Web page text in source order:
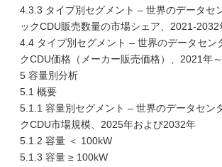
4.3.3 タイプ別セグメント – 世界のデータセ
ックCDU販売数量の市場シェア、2021-2032
4.4 タイプ別セグメント – 世界のデータセン
クCDU価格（メーカー販売価格）、2021年
5 容量別分析
5.1 概要
5.1.1 容量別セグメント – 世界のデータセン
クCDU市場規模、2025年および2032年
5.1.2 容量 ＜ 100kW
5.1.3 容量 ≥ 100kW